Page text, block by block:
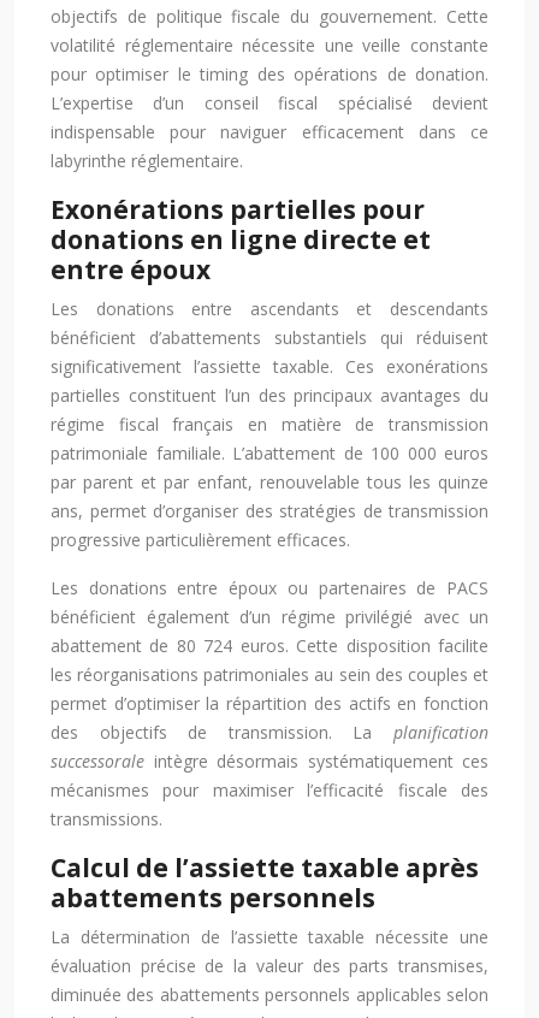
objectifs de politique fiscale du gouvernement. Cette
volatilité réglementaire nécessite une veille constante
pour optimiser le timing des opérations de donation.
L’expertise d’un conseil fiscal spécialisé devient
indispensable pour naviguer efficacement dans ce
labyrinthe réglementaire.
Exonérations partielles pour
donations en ligne directe et
entre époux
Les donations entre ascendants et descendants
bénéficient d’abattements substantiels qui réduisent
significativement l’assiette taxable. Ces exonérations
partielles constituent l’un des principaux avantages du
régime fiscal français en matière de transmission
patrimoniale familiale. L’abattement de 100 000 euros
par parent et par enfant, renouvelable tous les quinze
ans, permet d’organiser des stratégies de transmission
progressive particulièrement efficaces.
Les donations entre époux ou partenaires de PACS
bénéficient également d’un régime privilégié avec un
abattement de 80 724 euros. Cette disposition facilite
les réorganisations patrimoniales au sein des couples et
permet d’optimiser la répartition des actifs en fonction
des objectifs de transmission. La planification
successorale intègre désormais systématiquement ces
mécanismes pour maximiser l’efficacité fiscale des
transmissions.
Calcul de l’assiette taxable après
abattements personnels
La détermination de l’assiette taxable nécessite une
évaluation précise de la valeur des parts transmises,
diminuée des abattements personnels applicables selon